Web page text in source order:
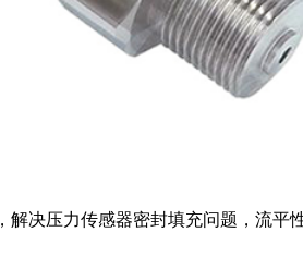
，解决压力传感器密封填充问题，流